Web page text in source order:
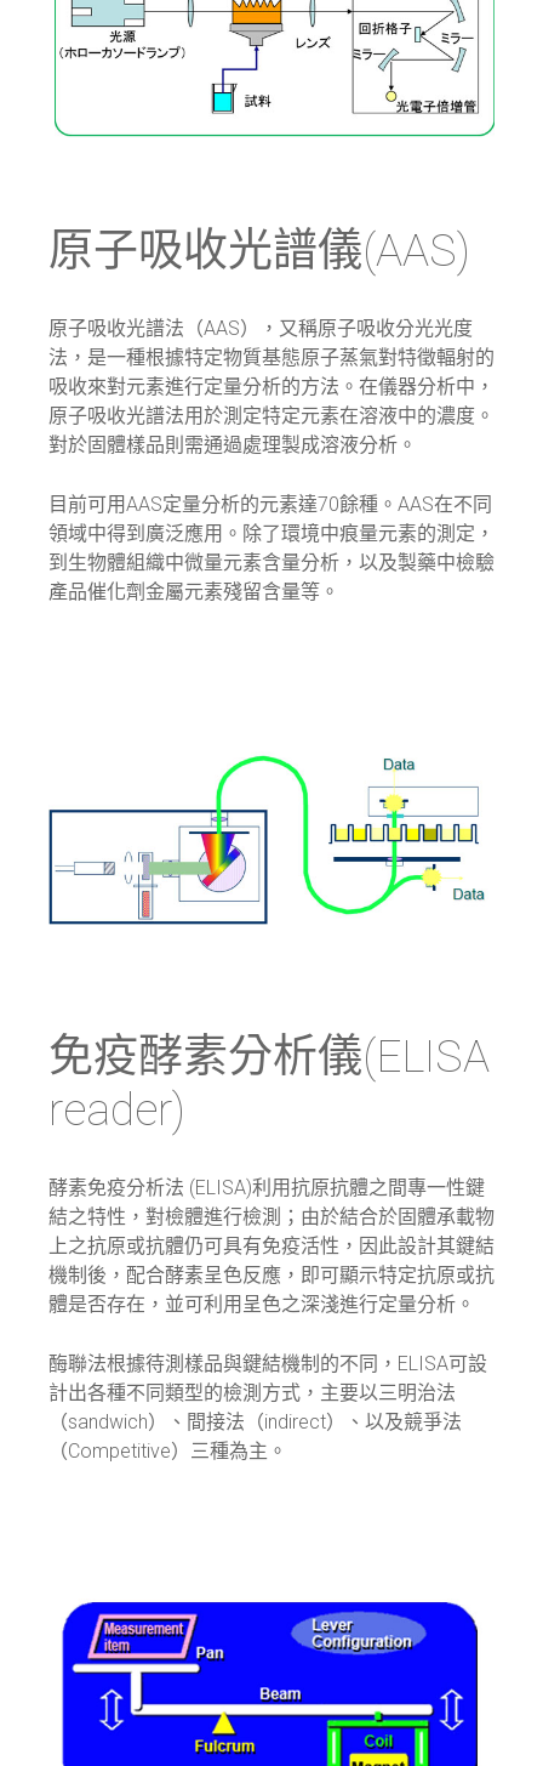
原子吸收光譜儀(AAS)
原子吸收光譜法（AAS），又稱原子吸收分光光度
法，是一種根據特定物質基態原子蒸氣對特徵輻射的
吸收來對元素進行定量分析的方法。在儀器分析中，
原子吸收光譜法用於測定特定元素在溶液中的濃度。
對於固體樣品則需通過處理製成溶液分析。
目前可用AAS定量分析的元素達70餘種。AAS在不同
領域中得到廣泛應用。除了環境中痕量元素的測定，
到生物體組織中微量元素含量分析，以及製藥中檢驗
產品催化劑金屬元素殘留含量等。
免疫酵素分析儀(ELISA
reader)
酵素免疫分析法 (ELISA)利用抗原抗體之間專一性鍵
結之特性，對檢體進行檢測；由於結合於固體承載物
上之抗原或抗體仍可具有免疫活性，因此設計其鍵結
機制後，配合酵素呈色反應，即可顯示特定抗原或抗
體是否存在，並可利用呈色之深淺進行定量分析。
酶聯法根據待測樣品與鍵結機制的不同，ELISA可設
計出各種不同類型的檢測方式，主要以三明治法
（sandwich）、間接法（indirect）、以及競爭法
（Competitive）三種為主。